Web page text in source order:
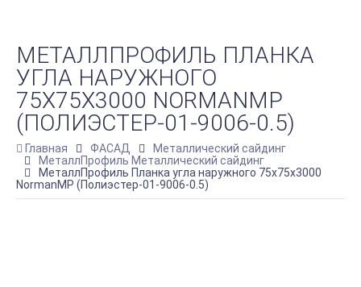
МЕТАЛЛПРОФИЛЬ ПЛАНКА
УГЛА НАРУЖНОГО
75Х75Х3000 NORMANMP
(ПОЛИЭСТЕР-01-9006-0.5)
Главная ФАСАД
Металлический сайдинг
МеталлПрофиль Металлический сайдинг
МеталлПрофиль Планка угла наружного 75х75х3000
NormanMP (Полиэстер-01-9006-0.5)